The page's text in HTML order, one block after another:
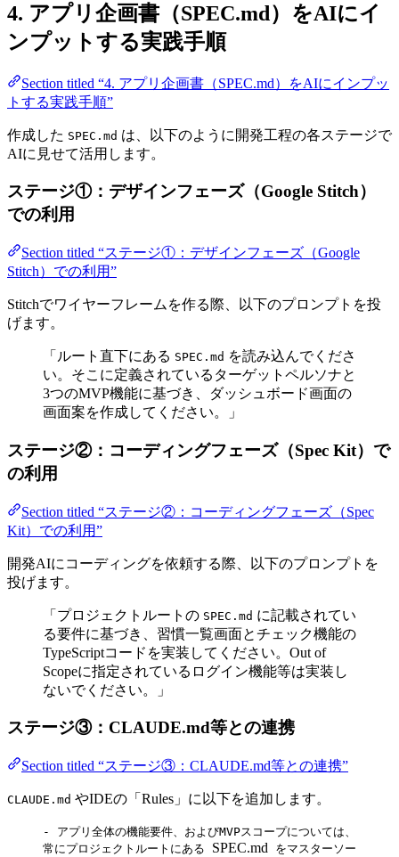
4. アプリ企画書（SPEC.md）をAIにイ
ンプットする実践手順
Section titled “4. アプリ企画書（SPEC.md）をAIにインプッ
トする実践手順”
作成した SPEC.md は、以下のように開発工程の各ステージで
AIに見せて活用します。
ステージ①：デザインフェーズ（Google Stitch）
での利用
Section titled “ステージ①：デザインフェーズ（Google
Stitch）での利用”
Stitchでワイヤーフレームを作る際、以下のプロンプトを投
げます。
「ルート直下にある SPEC.md を読み込んでくださ
い。そこに定義されているターゲットペルソナと
3つのMVP機能に基づき、ダッシュボード画面の
画面案を作成してください。」
ステージ②：コーディングフェーズ（Spec Kit）で
の利用
Section titled “ステージ②：コーディングフェーズ（Spec
Kit）での利用”
開発AIにコーディングを依頼する際、以下のプロンプトを
投げます。
「プロジェクトルートの SPEC.md に記載されてい
る要件に基づき、習慣一覧画面とチェック機能の
TypeScriptコードを実装してください。Out of
Scopeに指定されているログイン機能等は実装し
ないでください。」
ステージ③：CLAUDE.md等との連携
Section titled “ステージ③：CLAUDE.md等との連携”
CLAUDE.md やIDEの「Rules」に以下を追加します。
- アプリ全体の機能要件、およびMVPスコープについては、
常にプロジェクトルートにある SPEC.md をマスターソー